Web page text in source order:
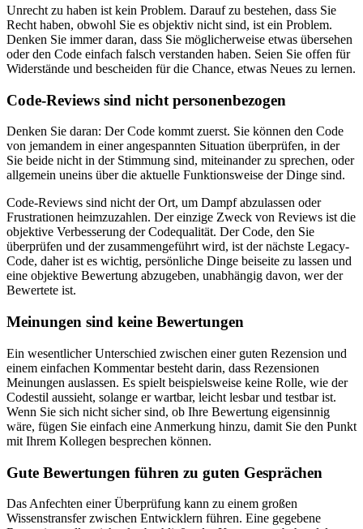
Demütig sein
Unrecht zu haben ist kein Problem. Darauf zu bestehen, dass Sie
Recht haben, obwohl Sie es objektiv nicht sind, ist ein Problem.
oder den Code einfach falsch verstanden haben. Seien Sie offen für
Code-Reviews sind nicht personenbezogen
Denken Sie daran: Der Code kommt zuerst. Sie können den Code
Sie beide nicht in der Stimmung sind, miteinander zu sprechen, oder
allgemein uneins über die aktuelle Funktionsweise der Dinge sind.
Code-Reviews sind nicht der Ort, um Dampf abzulassen oder
Frustrationen heimzuzahlen. Der einzige Zweck von Reviews ist die
objektive Verbesserung der Codequalität. Der Code, den Sie
überprüfen und der zusammengeführt wird, ist der nächste Legacy-
eine objektive Bewertung abzugeben, unabhängig davon, wer der
Meinungen sind keine Bewertungen
Ein wesentlicher Unterschied zwischen einer guten Rezension und
einem einfachen Kommentar besteht darin, dass Rezensionen
Meinungen auslassen. Es spielt beispielsweise keine Rolle, wie der
Codestil aussieht, solange er wartbar, leicht lesbar und testbar ist.
wäre, fügen Sie einfach eine Anmerkung hinzu, damit Sie den Punkt
Gute Bewertungen führen zu guten Gesprächen